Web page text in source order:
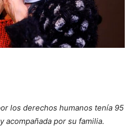
los derechos humanos tenía 95
acompañada por su familia.